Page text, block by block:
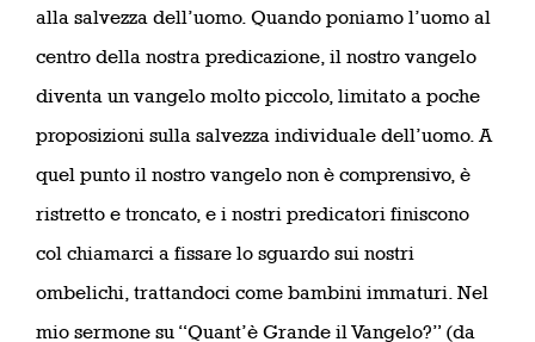
alla salvezza dell’uomo. Quando poniamo l’uomo al
centro della nostra predicazione, il nostro vangelo
diventa un vangelo molto piccolo, limitato a poche
proposizioni sulla salvezza individuale dell’uomo. A
quel punto il nostro vangelo non è comprensivo, è
ristretto e troncato, e i nostri predicatori finiscono
col chiamarci a fissare lo sguardo sui nostri
ombelichi, trattandoci come bambini immaturi. Nel
mio sermone su “Quant’è Grande il Vangelo?” (da